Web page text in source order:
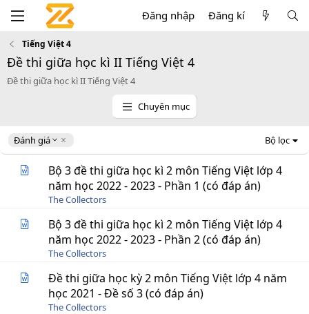
Đăng nhập Đăng kí
Tiếng Việt 4
Đề thi giữa học kì II Tiếng Việt 4
Đề thi giữa học kì II Tiếng Việt 4
Chuyên mục
Đánh giá
D
e
Bộ lọc
Bộ 3 đề thi giữa học kì 2 môn Tiếng Việt lớp 4
năm học 2022 - 2023 - Phần 1 (có đáp án)
The Collectors
Bộ 3 đề thi giữa học kì 2 môn Tiếng Việt lớp 4
năm học 2022 - 2023 - Phần 2 (có đáp án)
The Collectors
Đề thi giữa học kỳ 2 môn Tiếng Việt lớp 4 năm
học 2021 - Đề số 3 (có đáp án)
The Collectors